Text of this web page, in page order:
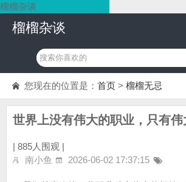
榴榴杂谈
榴榴杂谈
您现在的位置是： 首页 > 榴榴无忌
世界上没有伟大的职业，只有伟
| 885人围观 |
南小鱼
2026-06-02 17:37:15